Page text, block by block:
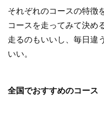
それぞれのコースの特徴
コースを走ってみて決め
走るのもいいし、毎日違
いい。
全国でおすすめのコース